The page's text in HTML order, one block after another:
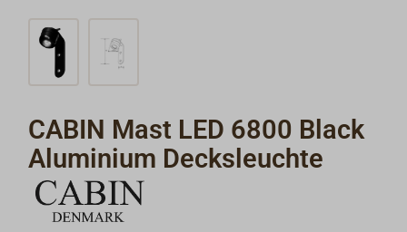
CABIN Mast LED 6800 Black
Aluminium Decksleuchte